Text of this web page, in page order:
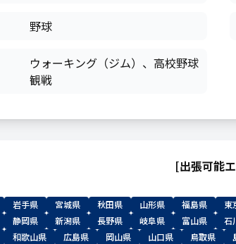
野球
ウォーキング（ジム）、高校野球
観戦
[出張可能
岩手県 宮城県 秋田県 山形県 福島県 東
静岡県 新潟県 長野県 岐阜県 富山県 石
和歌山県 広島県 岡山県 山口県 鳥取県